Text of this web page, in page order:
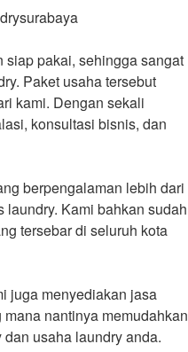
pakai, sehingga sangat
Paket usaha tersebut
kami. Dengan sekali
konsultasi bisnis, dan
berpengalaman lebih dari
Kami bahkan sudah
tersebar di seluruh kota
juga menyediakan jasa
nantinya memudahkan
usaha laundry anda.